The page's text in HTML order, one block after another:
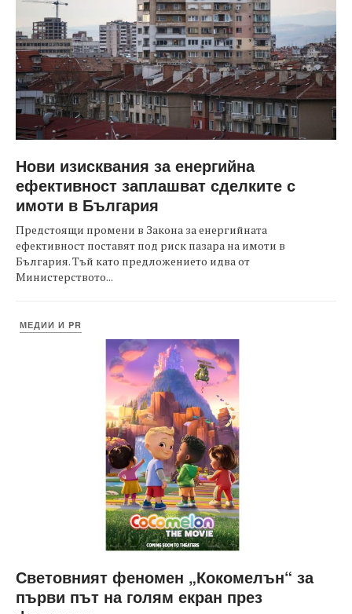
Нови изисквания за енергийна
ефективност заплашват сделките с
имоти в България
Предстоящи промени в Закона за енергийната
ефективност поставят под риск пазара на имоти в
България. Тъй като предложението идва от
Министерството...
МЕДИИ И PR
Световният феномен „Кокомелън“ за
първи път на голям екран през